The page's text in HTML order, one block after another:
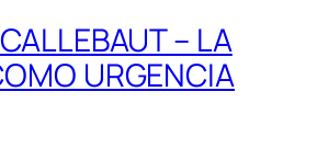
– LA
URGENCIA